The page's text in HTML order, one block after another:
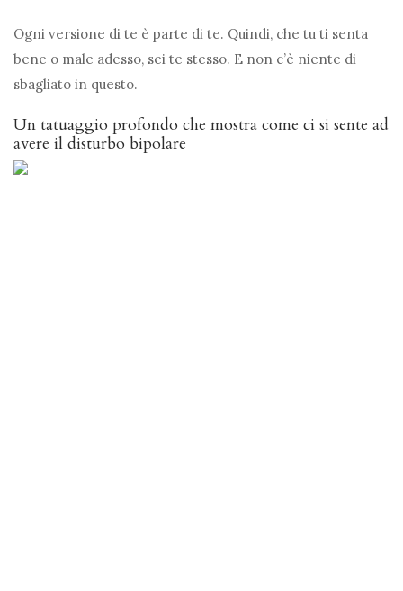
Ogni versione di te è parte di te. Quindi, che tu ti senta
bene o male adesso, sei te stesso. E non c’è niente di
sbagliato in questo.
Un tatuaggio profondo che mostra come ci si sente ad
avere il disturbo bipolare